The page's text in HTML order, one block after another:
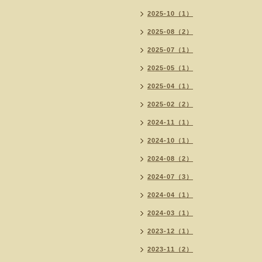
2025-10（1）
2025-08（2）
2025-07（1）
2025-05（1）
2025-04（1）
2025-02（2）
2024-11（1）
2024-10（1）
2024-08（2）
2024-07（3）
2024-04（1）
2024-03（1）
2023-12（1）
2023-11（2）